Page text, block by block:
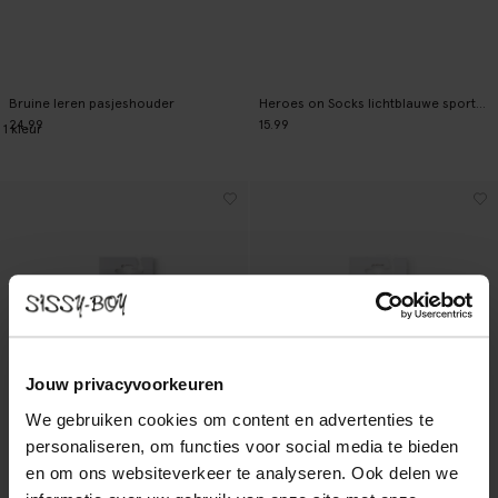
Jouw privacyvoorkeuren
We gebruiken cookies om content en advertenties te
personaliseren, om functies voor social media te bieden
en om ons websiteverkeer te analyseren. Ook delen we
Bruine leren pasjeshouder
24.99
1 kleur
Heroes on Socks lichtblauwe sportsokken
15.99